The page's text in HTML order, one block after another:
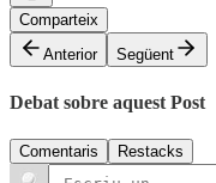
Comparteix
Anterior
Següent
Debat sobre aquest Post
Comentaris Restacks